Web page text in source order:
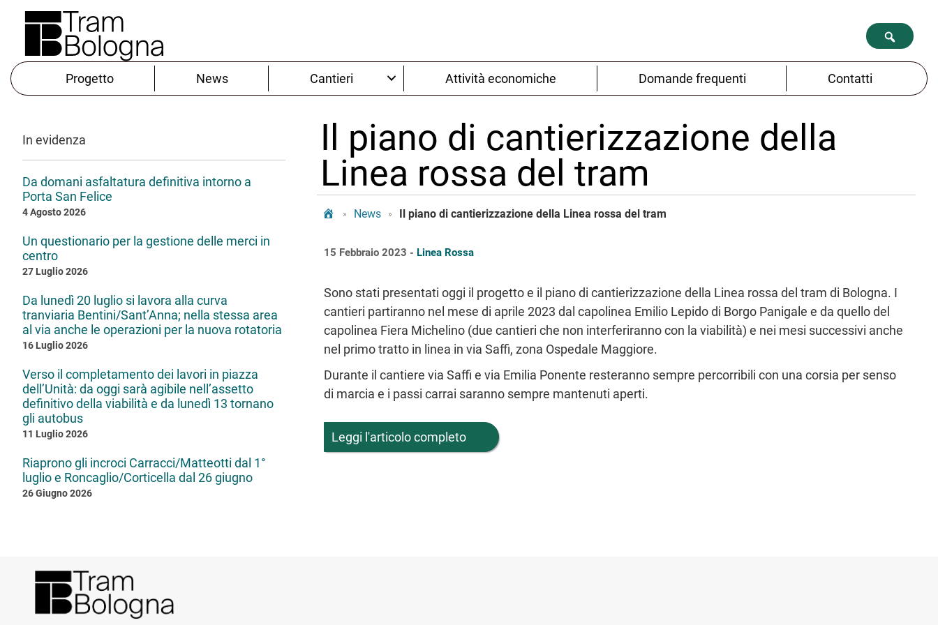
Progetto News Cantieri Attività economiche Domande frequenti Contatti
In evidenza
Da domani asfaltatura definitiva intorno a
Porta San Felice
4 Agosto 2026
Un questionario per la gestione delle merci in
centro
27 Luglio 2026
Da lunedì 20 luglio si lavora alla curva
tranviaria Bentini/Sant’Anna; nella stessa area
al via anche le operazioni per la nuova rotatoria
16 Luglio 2026
Verso il completamento dei lavori in piazza
dell’Unità: da oggi sarà agibile nell’assetto
definitivo della viabilità e da lunedì 13 tornano
gli autobus
11 Luglio 2026
Riaprono gli incroci Carracci/Matteotti dal 1°
luglio e Roncaglio/Corticella dal 26 giugno
26 Giugno 2026
Il piano di cantierizzazione della
Linea rossa del tram
Tram Bologna
» News » Il piano di cantierizzazione della Linea rossa del tram
15 Febbraio 2023 - Linea Rossa
Sono stati presentati oggi il progetto e il piano di cantierizzazione della Linea rossa del tram di Bologna. I
cantieri partiranno nel mese di aprile 2023 dal capolinea Emilio Lepido di Borgo Panigale e da quello del
capolinea Fiera Michelino (due cantieri che non interferiranno con la viabilità) e nei mesi successivi anche
nel primo tratto in linea in via Saffi, zona Ospedale Maggiore.
Durante il cantiere via Saffi e via Emilia Ponente resteranno sempre percorribili con una corsia per senso
di marcia e i passi carrai saranno sempre mantenuti aperti.
Leggi l'articolo completo